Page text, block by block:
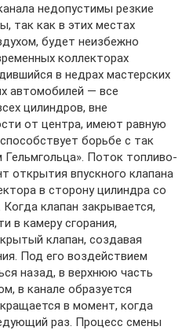
недопустимы резкие
так как в этих местах
будет неизбежно
коллекторах
в недрах мастерских
автомобилей — все
цилиндров, вне
от центра, имеют равную
борьбе с так
Поток топливо-
открытия впускного клапана
в сторону цилиндра со
клапан закрывается,
в камеру сгорания,
клапан, создавая
Под его воздействием
назад, в верхнюю часть
в канале образуется
в момент, когда
раз. Процесс смены